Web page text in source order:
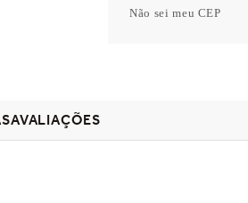
Não sei meu CEP
AVALIAÇÕES